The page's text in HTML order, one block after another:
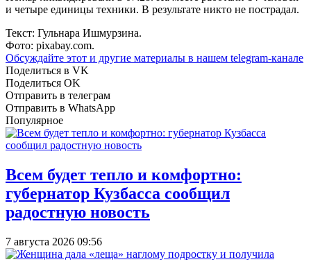
и четыре единицы техники. В результате никто не пострадал.
Текст: Гульнара Ишмурзина.
Фото: pixabay.com.
Обсуждайте этот и другие материалы в нашем telegram-канале
Поделиться в VK
Поделиться OK
Отправить в телеграм
Отправить в WhatsApp
Популярное
Всем будет тепло и комфортно:
губернатор Кузбасса сообщил
радостную новость
7 августа 2026 09:56